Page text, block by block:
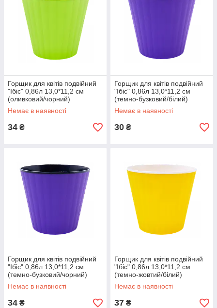
Горщик для квітів подвійний
"Ібіс" 0,86л 13,0*11,2 см
(оливковий/чорний)
Немає в наявності
34 ₴
Горщик для квітів подвійний
"Ібіс" 0,86л 13,0*11,2 см
(темно-бузковий/білий)
Немає в наявності
30 ₴
Горщик для квітів подвійний
"Ібіс" 0,86л 13,0*11,2 см
(темно-бузковий/чорний)
Немає в наявності
34 ₴
Горщик для квітів подвійний
"Ібіс" 0,86л 13,0*11,2 см
(темно-жовтий/білий)
Немає в наявності
37 ₴